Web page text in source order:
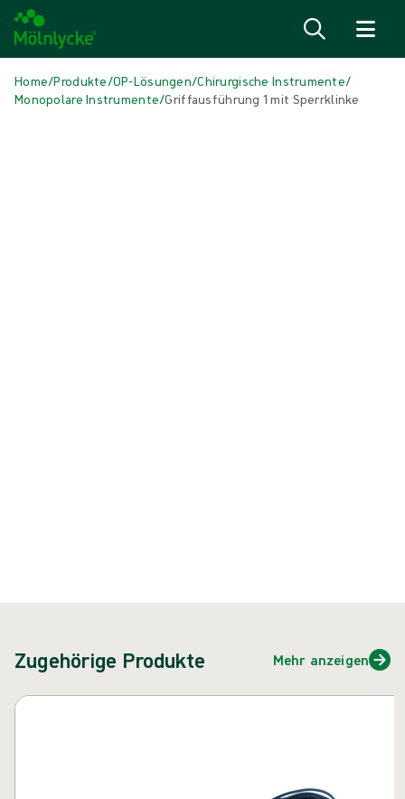
Home/Produkte/OP-Lösungen/Chirurgische Instrumente/
Monopolare Instrumente/Griffausführung 1 mit Sperrklinke
Zugehörige Produkte Mehr anzeigen